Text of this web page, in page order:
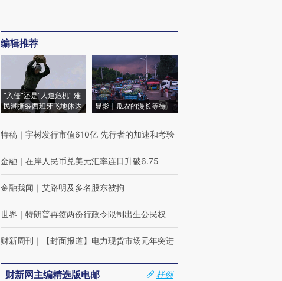
编辑推荐
“入侵”还是“人道危机” 难
民潮撕裂西班牙飞地休达
显影｜瓜农的漫长等待
特稿 ｜ 宇树发行市值610亿 先行者的加速和考验
金融 ｜ 在岸人民币兑美元汇率连日升破6.75
金融我闻 ｜ 艾路明及多名股东被拘
世界 ｜ 特朗普再签两份行政令限制出生公民权
财新周刊 ｜ 【封面报道】电力现货市场元年突进
财新网主编精选版电邮
样例